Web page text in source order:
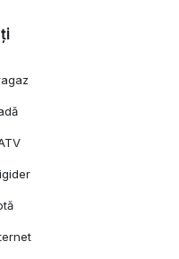
care își dorește
rezidențială în plină